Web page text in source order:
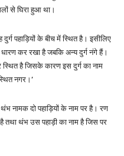
से घिरा हुआ था।
पहाड़ियों के बीच में स्थित है। इसीलिए
कर रखा है जबकि अन्य दुर्ग नंगे हैं।
स्थित है जिसके कारण इस दुर्ग का नाम
नगर।’
नामक दो पहाड़ियों के नाम पर है। रण
तथा थंभ उस पहाड़ी का नाम है जिस पर